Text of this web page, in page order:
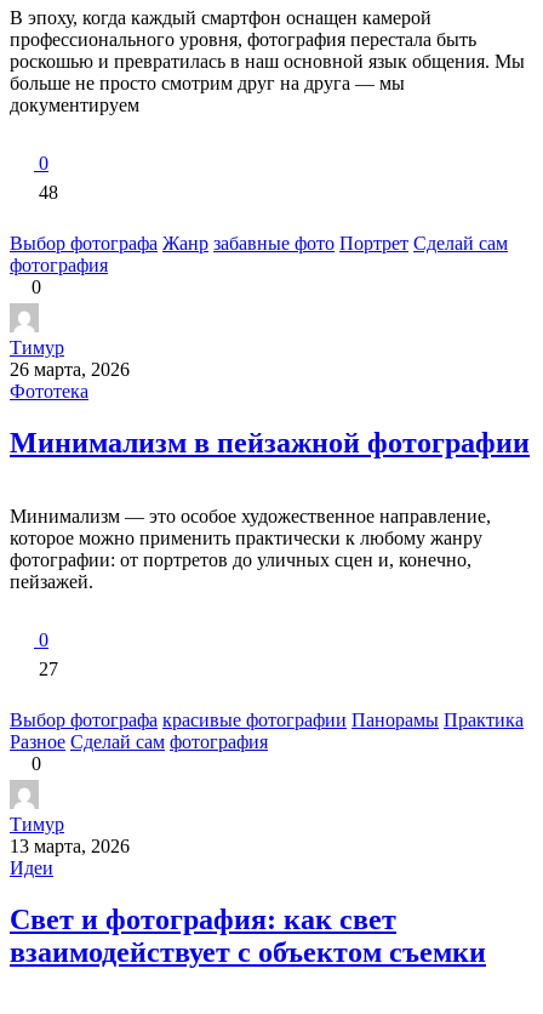
В эпоху, когда каждый смартфон оснащен камерой
профессионального уровня, фотография перестала быть
роскошью и превратилась в наш основной язык общения. Мы
больше не просто смотрим друг на друга — мы
документируем
0
48
Выбор фотографа Жанр забавные фото Портрет Сделай сам
фотография
0
Тимур
26 марта, 2026
Фототека
Минимализм в пейзажной фотографии
Минимализм — это особое художественное направление,
которое можно применить практически к любому жанру
фотографии: от портретов до уличных сцен и, конечно,
пейзажей.
0
27
Выбор фотографа красивые фотографии Панорамы Практика
Разное Сделай сам фотография
0
Тимур
13 марта, 2026
Идеи
Свет и фотография: как свет
взаимодействует с объектом съемки